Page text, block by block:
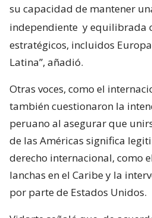
su capacidad de mantener
independiente y equilibrada
estratégicos, incluidos
Latina”, añadió.
Otras voces, como el
también cuestionaron la
peruano al asegurar que
de las Américas significa
derecho internacional, como
lanchas en el Caribe y la
por parte de Estados Unidos.